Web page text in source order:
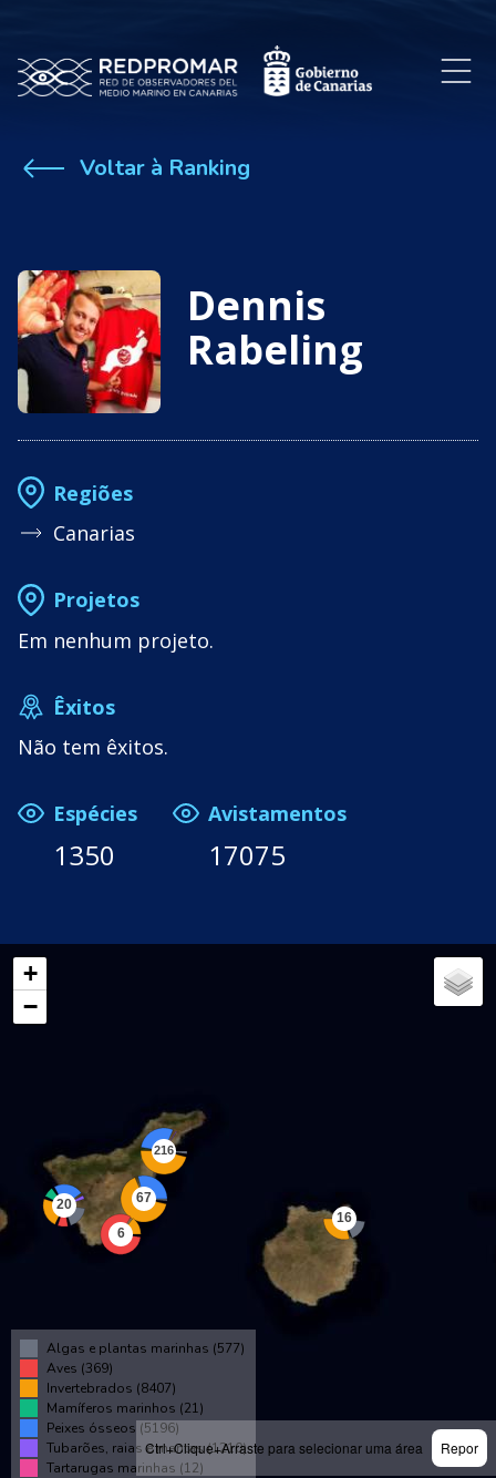
Voltar à Ranking
Dennis
Rabeling
Regiões
Canarias
Projetos
Em nenhum projeto.
Êxitos
Não tem êxitos.
Espécies
1350
Avistamentos
17075
Ctrl+Clique+Arraste para selecionar uma área Repor
+
−
Algas e plantas marinhas (577)
Aves (369)
Invertebrados (8407)
Mamíferos marinhos (21)
Peixes ósseos (5196)
Tubarões, raias e mantas (1210)
Tartarugas marinhas (12)